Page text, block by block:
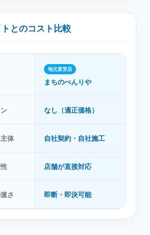
とのコスト比較
地元直営店
まちのべんりや
なし（適正価格）
体 自社契約・自社施工
店舗が直接対応
さ 即断・即決可能